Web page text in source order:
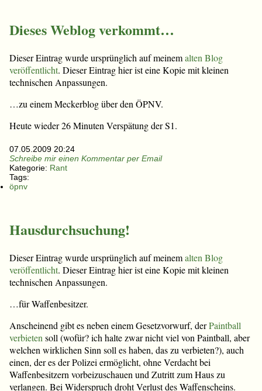
Dieses Weblog verkommt…
Dieser Eintrag wurde ursprünglich auf meinemalten Blog
veröffentlicht. Dieser Eintrag hier ist eine Kopie mit kleinen
technischen Anpassungen.
…zu einem Meckerblog über den ÖPNV.
Heute wieder 26 Minuten Verspätung der S1.
07.05.2009 20:24
Schreibe mir einen Kommentar per Email
Kategorie: Rant
Tags:
öpnv
Hausdurchsuchung!
Dieser Eintrag wurde ursprünglich auf meinemalten Blog
veröffentlicht. Dieser Eintrag hier ist eine Kopie mit kleinen
technischen Anpassungen.
…für Waffenbesitzer.
Anscheinend gibt es neben einem Gesetzvorwurf, derPaintball
verbieten soll (wofür? ich halte zwar nicht viel von Paintball, aber
welchen wirklichen Sinn soll es haben, das zu verbieten?), auch
einen, der es der Polizei ermöglicht, ohne Verdacht bei
Waffenbesitzern vorbeizuschauen und Zutritt zum Haus zu
verlangen. Bei Widerspruch droht Verlust des Waffenscheins.